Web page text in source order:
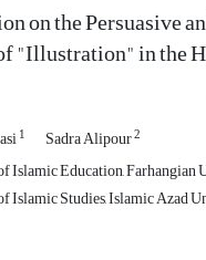
on the Persuasive
"Illustration" in the
1 Sadra Alipour2
Islamic Education, Farhangian
Islamic Studies, Islamic Azad